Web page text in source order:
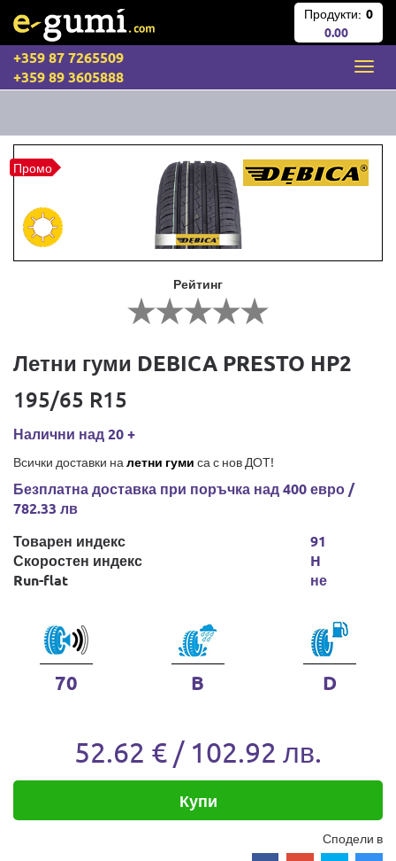
Продукти: 0
0.00
+359 87 7265509
+359 89 3605888
Промо
Рейтинг
Летни гуми DEBICA PRESTO HP2
195/65 R15
Налични над 20 +
Всички доставки на летни гуми са с нов ДОТ!
Безплатна доставка при поръчка над 400 евро /
782.33 лв
Товарен индекс
Скоростен индекс
Run-flat
91
H
не
70 B D
52.62 € / 102.92 лв.
Купи
Сподели в